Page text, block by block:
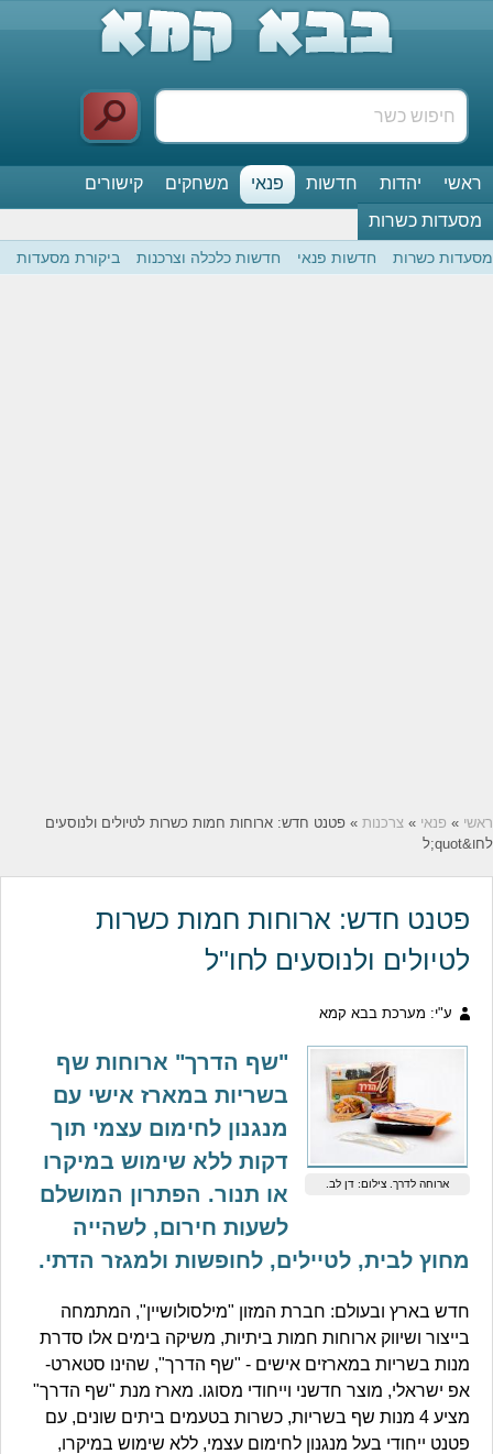
ראשי יהדות חדשות פנאי משחקים
קישורים
מסעדות כשרות
מסעדות כשרות חדשות פנאי חדשות כלכלה וצרכנות ביקורת מסעדות
ראשי » פנאי » צרכנות » פטנט חדש: ארוחות חמות כשרות לטיולים ולנוסעים
לחו&quot;ל
פטנט חדש: ארוחות חמות כשרות
לטיולים ולנוסעים לחו"ל
ע"י: מערכת בבא קמא
ארוחה לדרך. צילום: דן לב.
"שף הדרך" ארוחות שף
בשריות במארז אישי עם
מנגנון לחימום עצמי תוך
דקות ללא שימוש במיקרו
או תנור. הפתרון המושלם
לשעות חירום, לשהייה
מחוץ לבית, לטיילים, לחופשות ולמגזר הדתי.
חדש בארץ ובעולם: חברת המזון "מילסולושיין", המתמחה
בייצור ושיווק ארוחות חמות ביתיות, משיקה בימים אלו סדרת
מנות בשריות במארזים אישים - "שף הדרך", שהינו סטארט-
אפ ישראלי, מוצר חדשני וייחודי מסוגו. מארז מנת "שף הדרך"
מציע 4 מנות שף בשריות, כשרות בטעמים ביתים שונים, עם
פטנט ייחודי בעל מנגנון לחימום עצמי, ללא שימוש במיקרו,